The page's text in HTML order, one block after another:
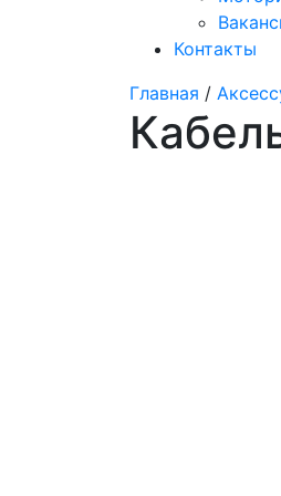
Контакты
Главная /